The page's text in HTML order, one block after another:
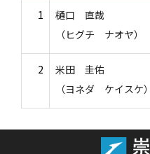
1
樋口 直哉
（ヒグチ ナオヤ）
2
米田 圭佑
（ヨネダ ケイスケ）